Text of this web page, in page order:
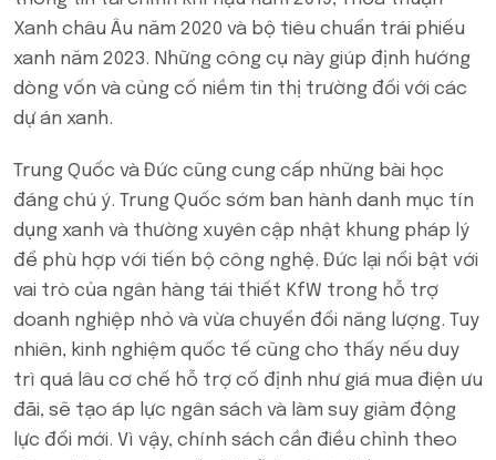
Xanh châu Âu năm 2020 và bộ tiêu chuẩn trái phiếu
xanh năm 2023. Những công cụ này giúp định hướng
dòng vốn và củng cố niềm tin thị trường đối với các
dự án xanh.
Trung Quốc và Đức cũng cung cấp những bài học
đáng chú ý. Trung Quốc sớm ban hành danh mục tín
dụng xanh và thường xuyên cập nhật khung pháp lý
để phù hợp với tiến bộ công nghệ. Đức lại nổi bật với
vai trò của ngân hàng tái thiết KfW trong hỗ trợ
doanh nghiệp nhỏ và vừa chuyển đổi năng lượng. Tuy
nhiên, kinh nghiệm quốc tế cũng cho thấy nếu duy
trì quá lâu cơ chế hỗ trợ cố định như giá mua điện ưu
đãi, sẽ tạo áp lực ngân sách và làm suy giảm động
lực đổi mới. Vì vậy, chính sách cần điều chỉnh theo